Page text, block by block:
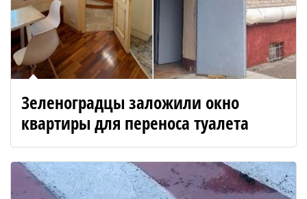
Зеленоградцы заложили окно
квартиры для переноса туалета